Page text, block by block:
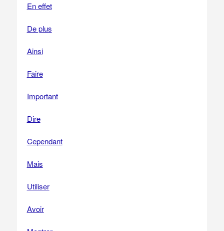
En effet
De plus
Ainsi
Faire
Important
Dire
Cependant
Mais
Utiliser
Avoir